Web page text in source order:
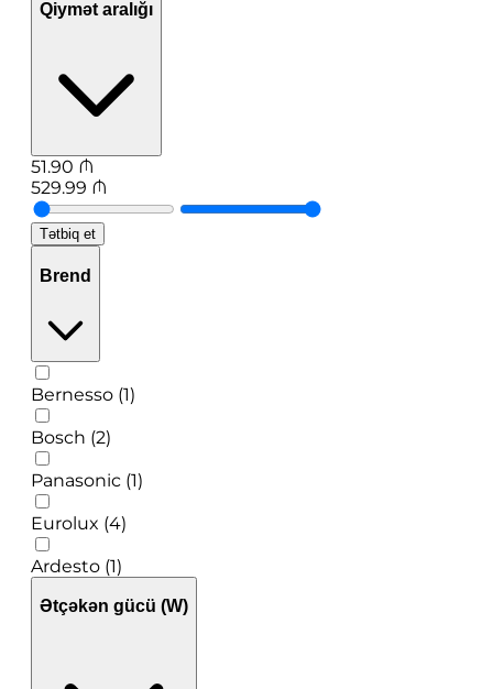
Qiymət aralığı
51.90 ₼
529.99 ₼
Tətbiq et
Brend
Bernesso (1)
Bosch (2)
Panasonic (1)
Eurolux (4)
Ardesto (1)
Ətçəkən gücü (W)